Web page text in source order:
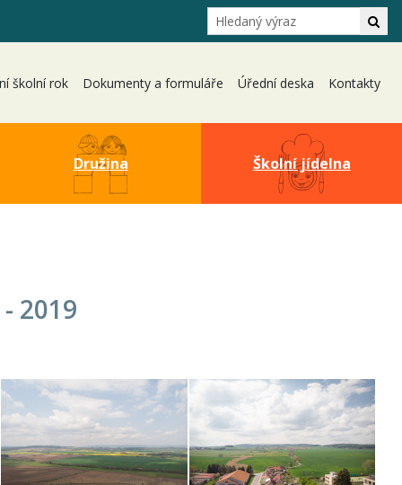
školní rok Dokumenty a formuláře Úřední deska Kontakty
Hledání
Družina Školní jídelna
2019